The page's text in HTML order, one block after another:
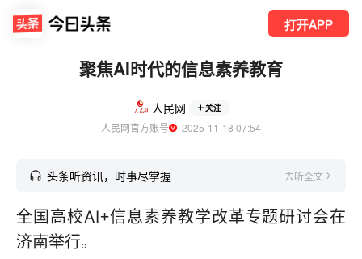
打开APP
聚焦AI时代的信息素养教育
人民网 关注
人民网官方账号
  2025-11-18 07:54
头条听资讯，时事尽掌握 去听全文
全国高校AI+信息素养教学改革专题研讨会在
济南举行。